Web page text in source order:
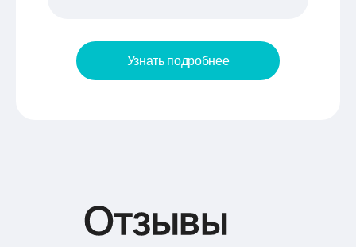
Узнать подробнее
Отзывы